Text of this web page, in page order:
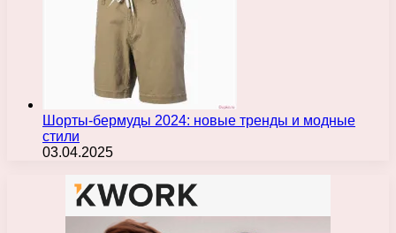
Шорты-бермуды 2024: новые тренды и модные
стили
03.04.2025